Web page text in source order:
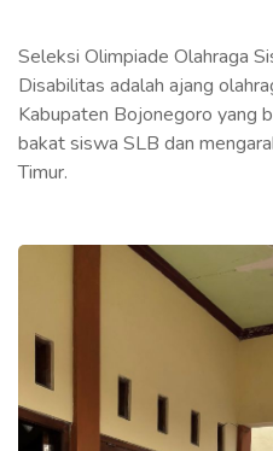
Seleksi Olimpiade Olahraga
Disabilitas adalah ajang
Kabupaten Bojonegoro yang
bakat siswa SLB dan
Timur.